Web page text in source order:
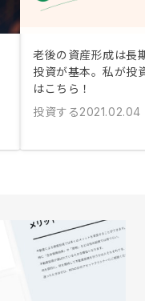
老後の資産形成は長
投資が基本。私が投
はこちら！
投資する2021.02.04